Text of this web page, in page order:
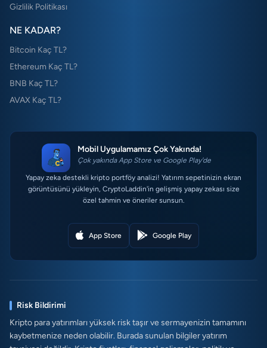
Gizlilik Politikası
NE KADAR?
Bitcoin Kaç TL?
Ethereum Kaç TL?
BNB Kaç TL?
AVAX Kaç TL?
Mobil Uygulamamız Çok Yakında!
Çok yakında App Store ve Google Play'de
Yapay zeka destekli kripto portföy analizi! Yatırım sepetinizin ekran
görüntüsünü yükleyin, CryptoLaddin'in gelişmiş yapay zekası size
özel tahmin ve öneriler sunsun.
App Store Google Play
Risk Bildirimi
Kripto para yatırımları yüksek risk taşır ve sermayenizin tamamını
kaybetmenize neden olabilir. Burada sunulan bilgiler yatırım